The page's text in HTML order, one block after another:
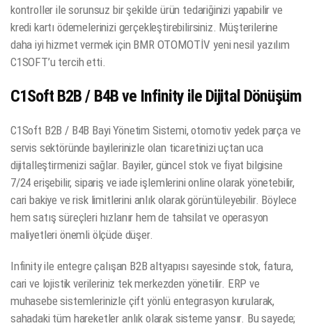
kontroller ile sorunsuz bir şekilde ürün tedariğinizi yapabilir ve
kredi kartı ödemelerinizi gerçekleştirebilirsiniz. Müşterilerine
daha iyi hizmet vermek için BMR OTOMOTİV yeni nesil yazılım
C1SOFT’u tercih etti.
C1Soft B2B / B4B ve Infinity ile Dijital Dönüşüm
C1Soft B2B / B4B Bayi Yönetim Sistemi, otomotiv yedek parça ve
servis sektöründe bayilerinizle olan ticaretinizi uçtan uca
dijitalleştirmenizi sağlar. Bayiler, güncel stok ve fiyat bilgisine
7/24 erişebilir, sipariş ve iade işlemlerini online olarak yönetebilir,
cari bakiye ve risk limitlerini anlık olarak görüntüleyebilir. Böylece
hem satış süreçleri hızlanır hem de tahsilat ve operasyon
maliyetleri önemli ölçüde düşer.
Infinity ile entegre çalışan B2B altyapısı sayesinde stok, fatura,
cari ve lojistik verileriniz tek merkezden yönetilir. ERP ve
muhasebe sistemlerinizle çift yönlü entegrasyon kurularak,
sahadaki tüm hareketler anlık olarak sisteme yansır. Bu sayede;